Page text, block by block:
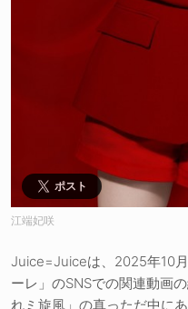
ポスト
江端妃咲
Juice=Juiceは、2025年10
ーレ」のSNSでの関連動画
れミ旋風」の真っただ中に